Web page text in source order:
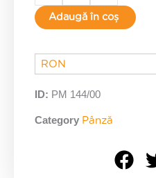
-
metraj
Adaugă în coș
RON
ID: PM 144/00
Category Pânză